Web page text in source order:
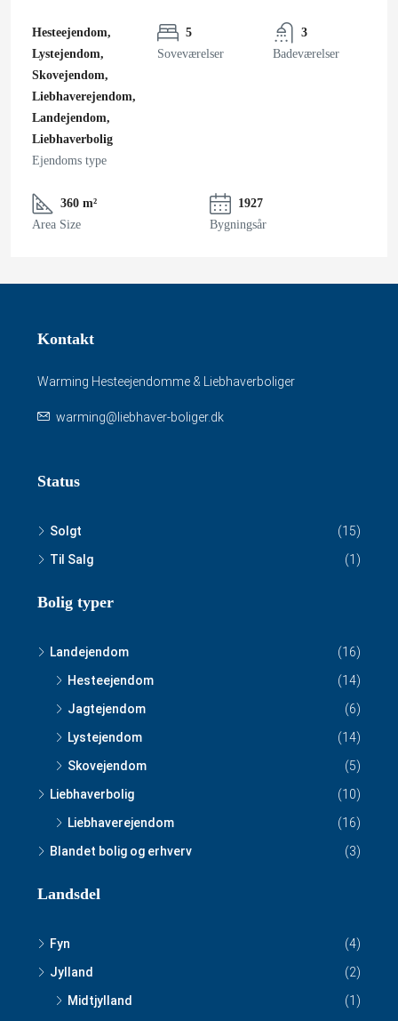
Hesteejendom,
Lystejendom,
Skovejendom,
Liebhaverejendom,
Landejendom,
Liebhaverbolig
Ejendoms type
5
Soveværelser
3
Badeværelser
360 m²
Area Size
1927
Bygningsår
Kontakt
Warming Hesteejendomme & Liebhaverboliger
warming@liebhaver-boliger.dk
Status
Solgt
(15)
Til Salg
(1)
Bolig typer
Landejendom
(16)
Hesteejendom
(14)
Jagtejendom
(6)
Lystejendom
(14)
Skovejendom
(5)
Liebhaverbolig
(10)
Liebhaverejendom
(16)
Blandet bolig og erhverv
(3)
Landsdel
Fyn
(4)
Jylland
(2)
Midtjylland
(1)